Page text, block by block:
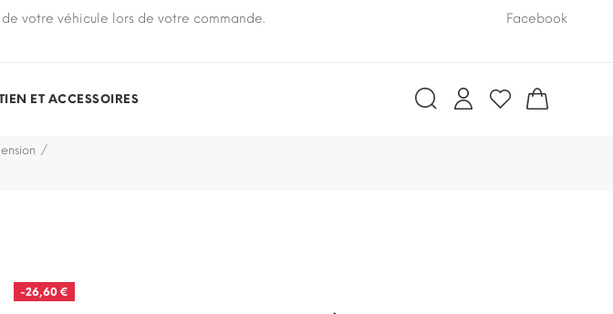
votre véhicule lors de votre commande. Pensez à nous communiquer le numéro VIN
Facebook
ET ACCESSOIRES
-26,60 €